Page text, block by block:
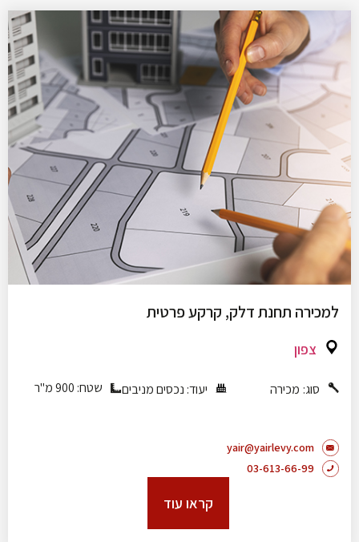
למכירה תחנת דלק, קרקע פרטית
צפון
סוג: מכירה יעוד: נכסים מניבים שטח: 900 מ"ר
yair@yairlevy.com
03-613-66-99
קראו עוד